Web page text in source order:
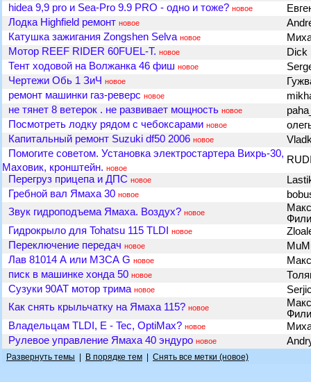
hidea 9,9 pro и Sea-Pro 9.9 PRO - одно и тоже? новое
Лодка Highfield ремонт новое
Катушка зажигания Zongshen Selva новое
Мотор REEF RIDER 60FUEL-T. новое
Dick
Тент ходовой на Волжанка 46 фиш новое
Чертежи Обь 1 ЗиЧ новое
ремонт машинки газ-реверс новое
не тянет 8 ветерок . не развивает мощность новое
Посмотреть лодку рядом с чебоксарами новое
Капитальный ремонт Suzuki df50 2006 новое
Помогите советом. Установка электростартера Вихрь-30,
Маховик, кронштейн. новое
Перегруз прицепа и ДПС новое
Гребной вал Ямаха 30 новое
Звук гидроподъема Ямаха. Воздух? новое
Гидрокрыло для Tohatsu 115 TLDI
новое
Переключение передач новое
Лав 81014 А или МЗСА G новое
писк в машинке хонда 50 новое
Сузуки 90АТ мотор трима новое
Как снять крыльчатку на Ямаха 115? новое
Владельцам TLDI, E - Tec, OptiMax? новое
Рулевое управление Ямаха 40 эндуро новое
Развернуть темы В порядке тем Снять все метки (новое)